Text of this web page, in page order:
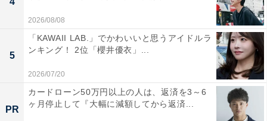
1位：生八つ橋 おたべ（美十）／66票
1位に輝いたのは、京都土産の代名詞とも言える「生八
2026/08/08
5
「KAWAII LAB.」でかわいいと思うアイドルラ
ンキング！ 2位「櫻井優衣」...
2026/07/20
PR
カードローン50万円以上の人は、返済を3～6
ヶ月停止して『大幅に減額してから返済...